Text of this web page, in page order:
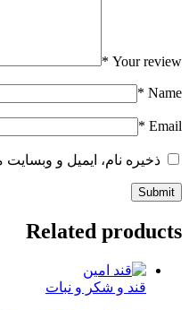
Your review
*
Name
*
Email
*
ذخیره نام، ایمیل و
Related products
قند و شکر و نبات